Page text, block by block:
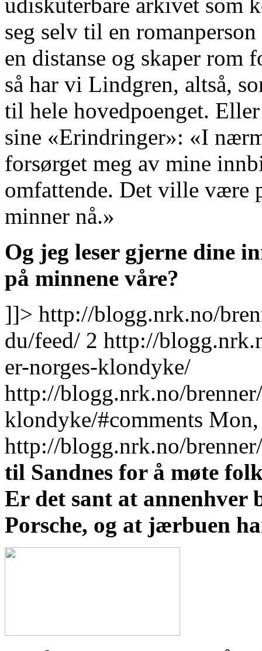
seg selv til en
en distanse og skaper
så har vi Lindgren, altså,
til hele hovedpoenget.
sine «Erindringer»: «I
forsørget meg av mine
omfattende. Det ville være
minner nå.»
Og jeg leser gjerne dine
på minnene våre?
]]> http://blogg.nrk.no/
du/feed/ 2 http://
er-norges-klondyke/
http://blogg.nrk.no/
klondyke/#comments Mon,
http://blogg.nrk.no/
til Sandnes for å møte
Er det sant at annenhver
Porsche, og at jærbuen